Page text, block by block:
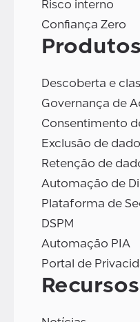
Risco interno
Confiança Zero
Produtos
Descoberta e
Governança de
Consentimento
Exclusão de
Retenção de
Automação de
Plataforma de
DSPM
Automação PIA
Portal de
Recursos